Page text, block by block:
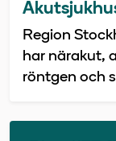
Region
har närakut,
röntgen och